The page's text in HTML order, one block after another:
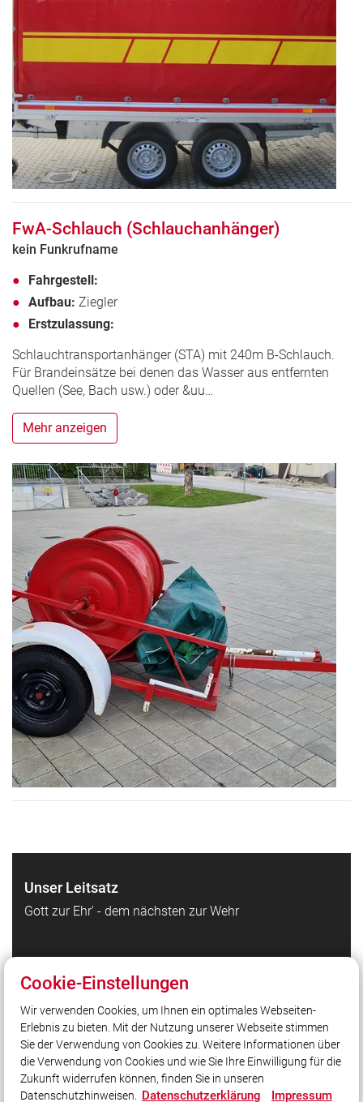
FwA-Schlauch (Schlauchanhänger)
kein Funkrufname
Fahrgestell:
Aufbau: Ziegler
Erstzulassung:
Schlauchtransportanhänger (STA) mit 240m B-Schlauch.
Für Brandeinsätze bei denen das Wasser aus entfernten
Quellen (See, Bach usw.) oder &uu…
Mehr anzeigen
Unser Leitsatz
Gott zur Ehr' - dem nächsten zur Wehr
Fahrzeuge
Über uns
Übungspläne
Kontakt
Cookie-Einstellungen
Wir verwenden Cookies, um Ihnen ein optimales Webseiten-
Erlebnis zu bieten. Mit der Nutzung unserer Webseite stimmen
Sie der Verwendung von Cookies zu. Weitere Informationen über
die Verwendung von Cookies und wie Sie Ihre Einwilligung für die
Zukunft widerrufen können, finden Sie in unseren
Datenschutzhinweisen. Datenschutzerklärung Impressum